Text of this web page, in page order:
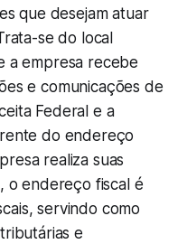
que desejam atuar
se do local
a empresa recebe
e comunicações de
Federal e a
do endereço
realiza suas
o endereço fiscal é
servindo como
e